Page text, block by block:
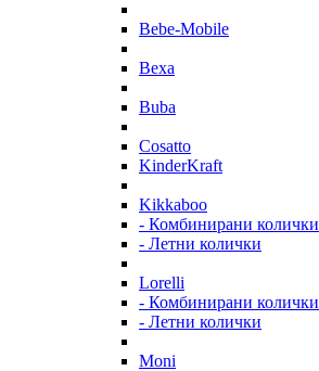
Bebe-Mobile
Bexa
Buba
Cosatto
KinderKraft
Kikkaboo
- Комбинирани колички
- Летни колички
Lorelli
- Комбинирани колички
- Летни колички
Moni